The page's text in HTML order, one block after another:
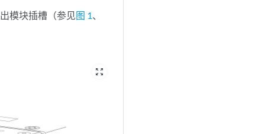
模块插槽（参见图 1、
zoom_out_map